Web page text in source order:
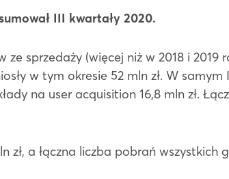
III kwartały 2020.
sprzedaży (więcej niż w 2018 i 2019
w tym okresie 52 mln zł. W
na user acquisition 16,8 mln zł.
zł, a łączna liczba pobrań wszystkich